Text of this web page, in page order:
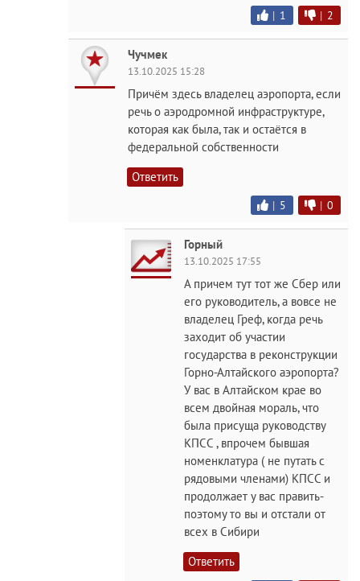
| 1 | 2
Чучмек
13.10.2025 15:28
Причём здесь владелец аэропорта, если
речь о аэродромной инфраструктуре,
которая как была, так и остаётся в
федеральной собственности
Ответить
| 5 | 0
Горный
13.10.2025 17:55
А причем тут тот же Сбер или
его руководитель, а вовсе не
владелец Греф, когда речь
заходит об участии
государства в реконструкции
Горно-Алтайского аэропорта?
У вас в Алтайском крае во
всем двойная мораль, что
была присуща руководству
КПСС , впрочем бывшая
номенклатура ( не путать с
рядовыми членами) КПСС и
продолжает у вас править-
поэтому то вы и отстали от
всех в Сибири
Ответить